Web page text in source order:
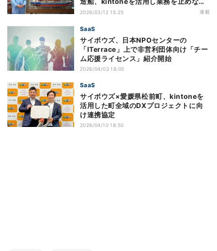
仕組みで在宅勤務も実現
2026/03/12 15:25 連載
SaaS
サイボウズ、日本NPOセンターの
「ITerrace」上で非営利団体向け「チー
ム応援ライセンス」紹介開始
2026/04/03 18:00
SaaS
サイボウズ×愛媛県松前町、kintoneを
活用した町全域のDXプロジェクトに向
け連携協定
2026/04/10 18:50